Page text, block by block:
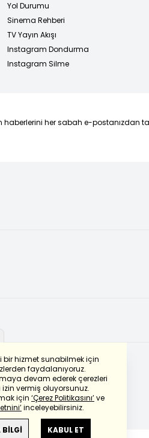
bir hizmet sunabilmek için
faydalanıyoruz.
devam ederek çerezleri
vermiş oluyorsunuz.
için ‘Çerez Politikasını’ve
inceleyebilirsiniz.
BİLGİ KABUL ET
Yol Durumu
Sinema Rehberi
TV Yayın Akışı
Instagram Dondurma
Instagram Silme
haberlerini her sabah e-postanızdan